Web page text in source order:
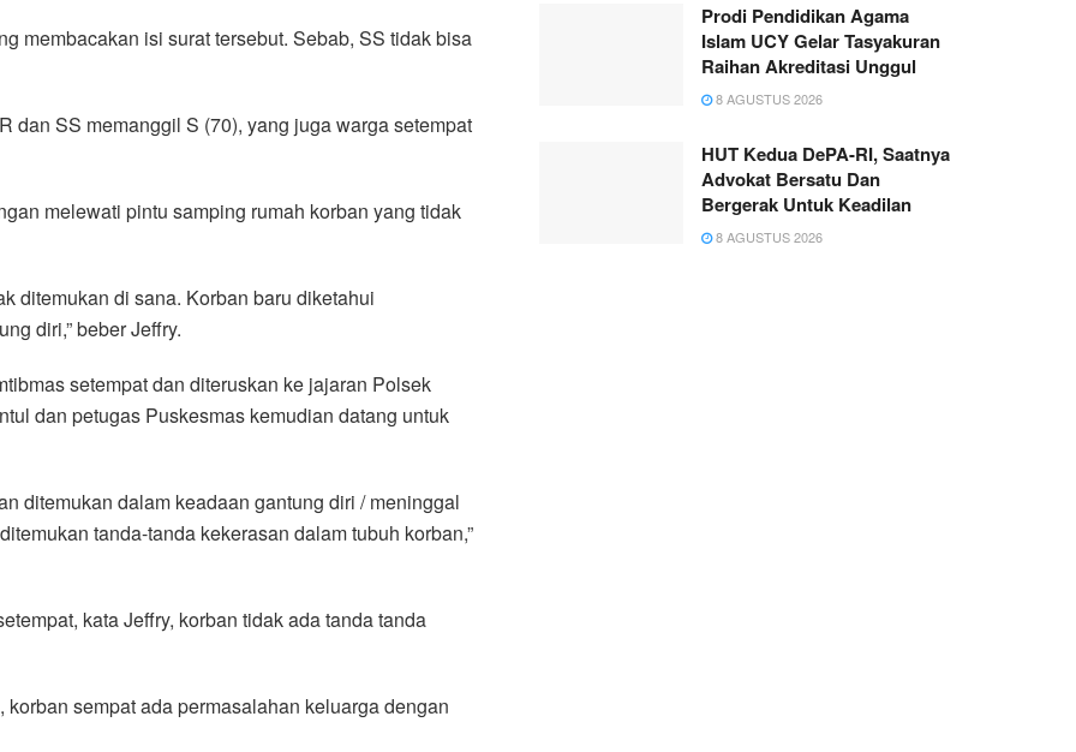
membacakan isi surat tersebut. Sebab, SS tidak bisa
dan SS memanggil S (70), yang juga warga setempat
melewati pintu samping rumah korban yang tidak
ditemukan di sana. Korban baru diketahui
diri,” beber Jeffry.
setempat dan diteruskan ke jajaran Polsek
dan petugas Puskesmas kemudian datang untuk
ditemukan dalam keadaan gantung diri / meninggal
tanda-tanda kekerasan dalam tubuh korban,”
kata Jeffry, korban tidak ada tanda tanda
sempat ada permasalahan keluarga dengan
Prodi Pendidikan Agama
Islam UCY Gelar Tasyakuran
Raihan Akreditasi Unggul
8 AGUSTUS 2026
HUT Kedua DePA-RI, Saatnya
Advokat Bersatu Dan
Bergerak Untuk Keadilan
8 AGUSTUS 2026